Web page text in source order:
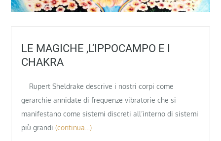
LE MAGICHE ,L’IPPOCAMPO E I
CHAKRA
Rupert Sheldrake descrive i nostri corpi come
gerarchie annidate di frequenze vibratorie che si
manifestano come sistemi discreti all’interno di sistemi
più grandi (continua…)